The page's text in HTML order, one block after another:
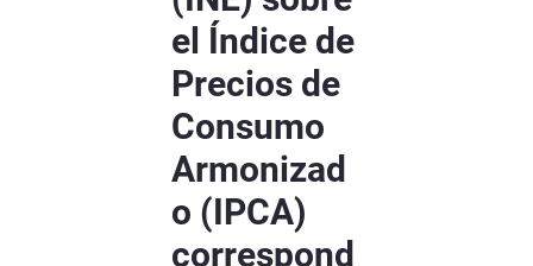
el Índice de
Precios de
Consumo
Armonizad
o (IPCA)
correspond